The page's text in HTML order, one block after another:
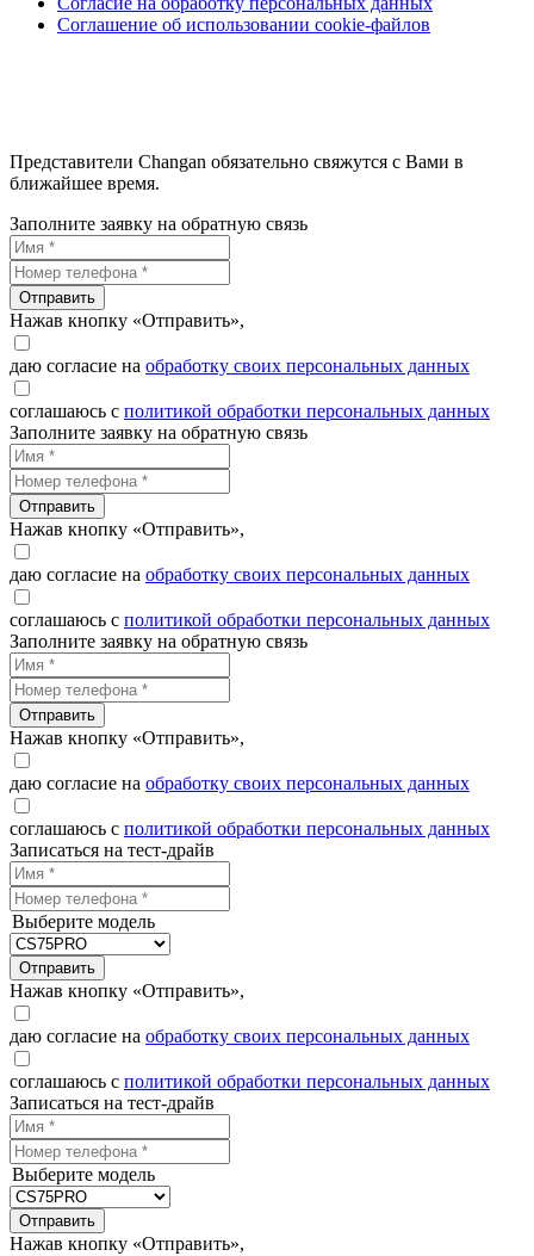
Соглашение об использовании cookie-файлов
Представители Changan обязательно свяжутся с Вами в
ближайшее время.
Заполните заявку на обратную связь
Отправить
Нажав кнопку «Отправить»,
даю согласие на обработку своих персональных данных
соглашаюсь с политикой обработки персональных данных
Заполните заявку на обратную связь
Отправить
Нажав кнопку «Отправить»,
даю согласие на обработку своих персональных данных
соглашаюсь с политикой обработки персональных данных
Заполните заявку на обратную связь
Отправить
Нажав кнопку «Отправить»,
даю согласие на обработку своих персональных данных
соглашаюсь с политикой обработки персональных данных
Записаться на тест-драйв
Выберите модель
Отправить
Нажав кнопку «Отправить»,
даю согласие на обработку своих персональных данных
соглашаюсь с политикой обработки персональных данных
Записаться на тест-драйв
Выберите модель
Отправить
Нажав кнопку «Отправить»,